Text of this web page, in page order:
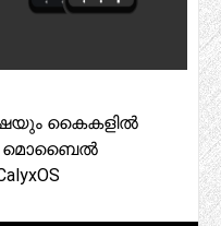
കൈകളിൽ
മൊബൈൽ